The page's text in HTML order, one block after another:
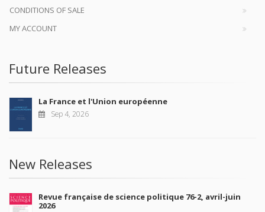
CONDITIONS OF SALE
MY ACCOUNT
Future Releases
La France et l'Union européenne
Sep 4, 2026
New Releases
Revue française de science politique 76-2, avril-juin
2026